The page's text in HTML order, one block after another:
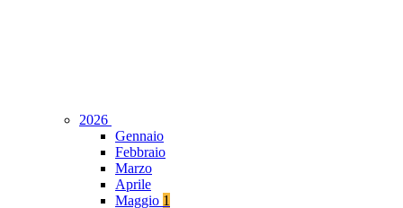
2026
Gennaio
Febbraio
Marzo
Aprile
Maggio 1